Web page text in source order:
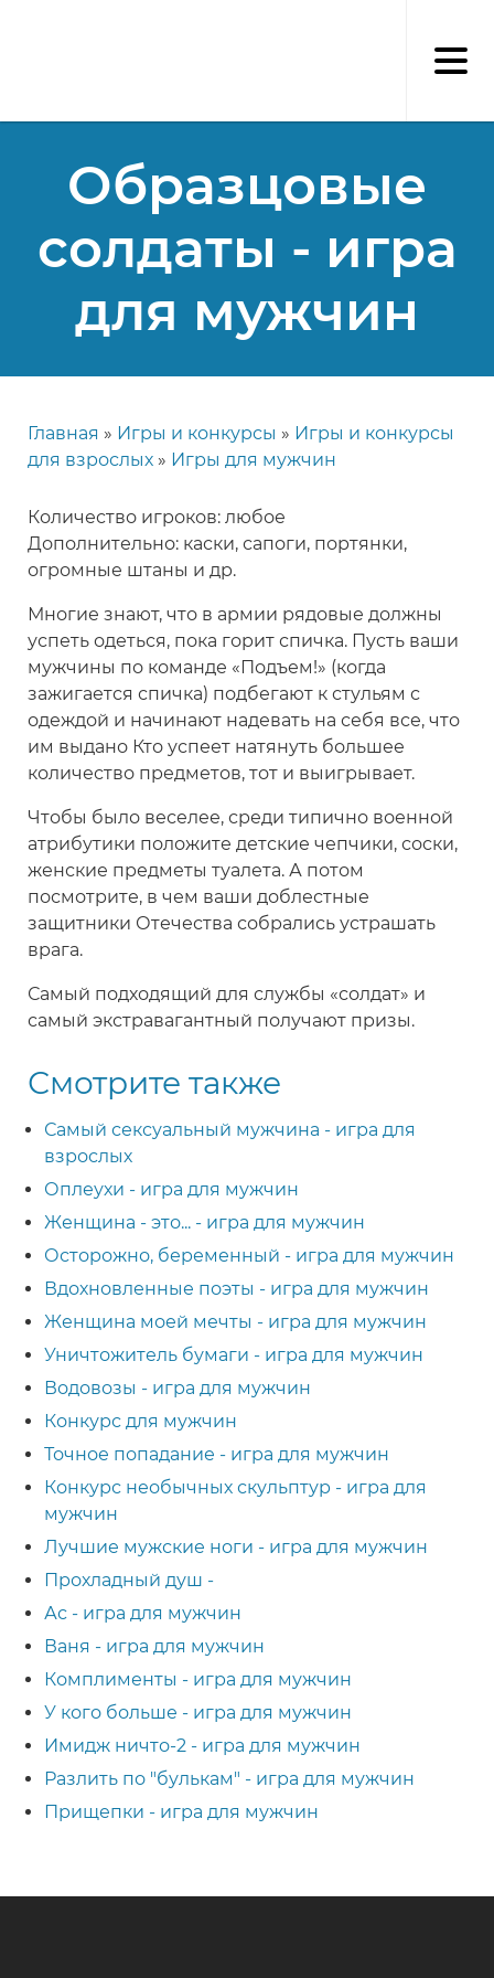
Образцовые
солдаты - игра
для мужчин
Строка
Главная Игры и конкурсы
Игры и конкурсы
для взрослых
Игры для мужчин
Количество игроков: любое
Дополнительно: каски, сапоги, портянки,
огромные штаны и др.
Многие знают, что в армии рядовые должны
успеть одеться, пока горит спичка. Пусть ваши
мужчины по команде «Подъем!» (когда
зажигается спичка) подбегают к стульям с
одеждой и начинают надевать на себя все, что
им выдано Кто успеет натянуть большее
количество предметов, тот и выигрывает.
Чтобы было веселее, среди типично военной
атрибутики положите детские чепчики, соски,
женские предметы туалета. А потом
посмотрите, в чем ваши доблестные
защитники Отечества собрались устрашать
врага.
Самый подходящий для службы «солдат» и
самый экстравагантный получают призы.
Смотрите также
Самый сексуальный мужчина - игра для
взрослых
Оплеухи - игра для мужчин
Женщина - это... - игра для мужчин
Осторожно, беременный - игра для мужчин
Вдохновленные поэты - игра для мужчин
Женщина моей мечты - игра для мужчин
Уничтожитель бумаги - игра для мужчин
Водовозы - игра для мужчин
Конкурс для мужчин
Точное попадание - игра для мужчин
Конкурс необычных скульптур - игра для
мужчин
Лучшие мужские ноги - игра для мужчин
Прохладный душ -
Ас - игра для мужчин
Ваня - игра для мужчин
Комплименты - игра для мужчин
У кого больше - игра для мужчин
Имидж ничто-2 - игра для мужчин
Разлить по "булькам" - игра для мужчин
Прищепки - игра для мужчин